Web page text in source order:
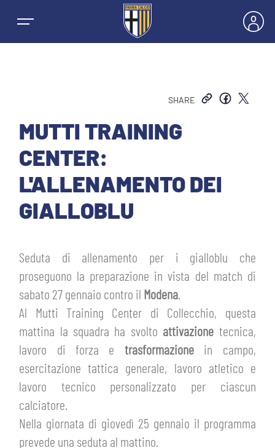
NEWS
SQUADRE
PRIMA SQUADRA MASCHILE
GIOVANILE MASCHILE
GIOVANILE FEMMINILE
STAGIONE
FEMMINILE
HOSPITALITY
HOSPITALITY
MUSEUM CLUB EXPERIENCE
BIGLIETTI
ABBONAMENTI
INFO BIGLIETTI
TARDINI CARD
INFORMAZIONI ACCREDITI
SHOP
ESPORTS
IL CLUB
SHARE
MUTTI TRAINING
CENTER:
L'ALLENAMENTO DEI
GIALLOBLU
Seduta di allenamento per i gialloblu che
proseguono la preparazione in vista del match di
sabato 27 gennaio contro il Modena
Al Mutti Training Center di Collecchio, questa
mattina la squadra ha svolto attivazione tecnica,
lavoro di forza e trasformazione in campo,
esercitazione tattica generale, lavoro atletico e
lavoro tecnico personalizzato per ciascun
calciatore.
Nella giornata di giovedì 25 gennaio il programma
prevede una seduta al mattino.